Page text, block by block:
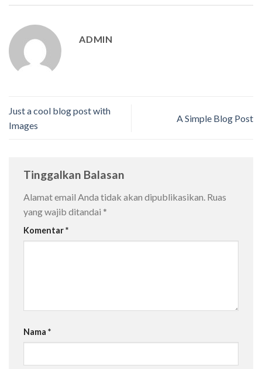
ADMIN
Just a cool blog post with
Images
A Simple Blog Post
Tinggalkan Balasan
Alamat email Anda tidak akan dipublikasikan. Ruas
yang wajib ditandai *
Komentar*
Nama *